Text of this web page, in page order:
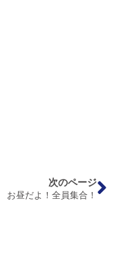
次のページ
お昼だよ！全員集合！